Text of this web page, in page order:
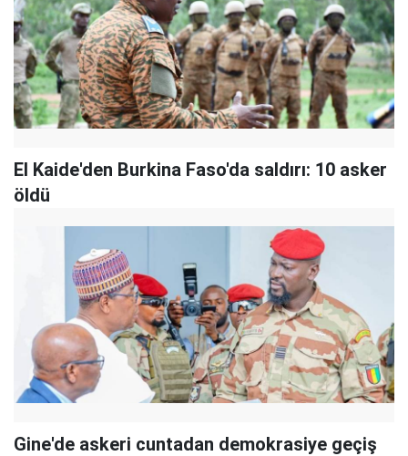
El Kaide'den Burkina Faso'da saldırı: 10 asker
öldü
Gine'de askeri cuntadan demokrasiye geçiş